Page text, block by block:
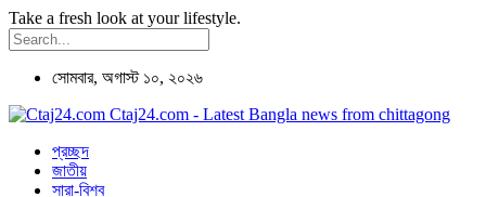
Take a fresh look at your lifestyle.
সোমবার, অগাস্ট ১০, ২০২৬
Ctaj24.com - Latest Bangla news from chittagong
প্রচ্ছদ
জাতীয়
সারা-বিশ্ব